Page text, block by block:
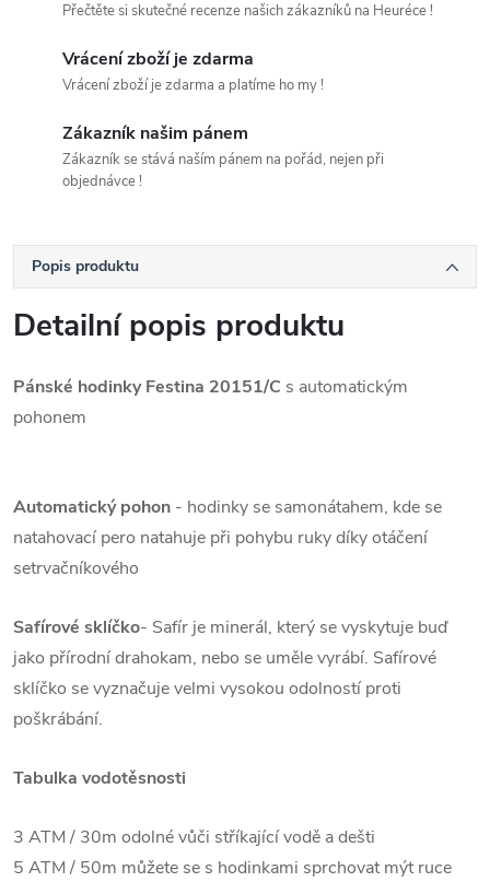
Přečtěte si skutečné recenze našich zákazníků na Heuréce !
Vrácení zboží je zdarma
Vrácení zboží je zdarma a platíme ho my !
Zákazník našim pánem
Zákazník se stává naším pánem na pořád, nejen při
objednávce !
Popis produktu
Detailní popis produktu
Pánské hodinky Festina 20151/C s automatickým
pohonem
Automatický pohon - hodinky se samonátahem, kde se
natahovací pero natahuje při pohybu ruky díky otáčení
setrvačníkového
Safírové sklíčko- Safír je minerál, který se vyskytuje buď
jako přírodní drahokam, nebo se uměle vyrábí. Safírové
sklíčko se vyznačuje velmi vysokou odolností proti
poškrábání.
Tabulka vodotěsnosti
3 ATM / 30m odolné vůči stříkající vodě a dešti
5 ATM / 50m můžete se s hodinkami sprchovat mýt ruce